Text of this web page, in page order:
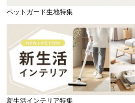
ペットガード生地特集
新生活インテリア特集